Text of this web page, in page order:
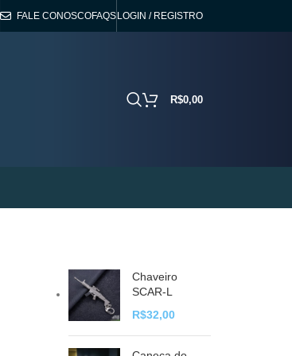
FALE CONOSCOFAQS LOGIN / REGISTRO
R$0,00
Chaveiro
SCAR-L
R$32,00